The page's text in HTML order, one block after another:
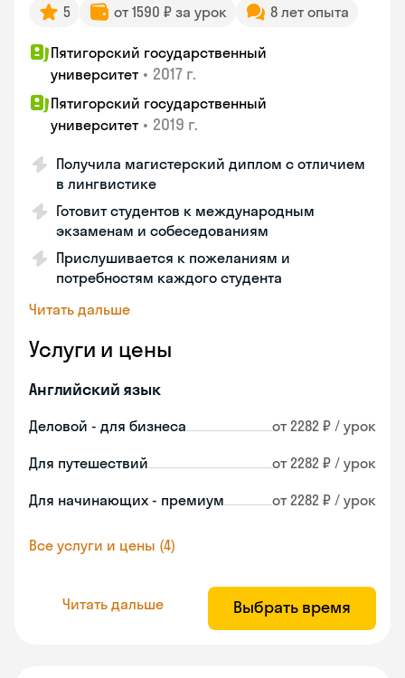
5 от 1590 ₽ за урок 8 лет опыта
Пятигорский государственный
университет • 2017 г.
Пятигорский государственный
университет • 2019 г.
Получила магистерский диплом с отличием
в лингвистике
Готовит студентов к международным
экзаменам и собеседованиям
Прислушивается к пожеланиям и
потребностям каждого студента
Читать дальше
Услуги и цены
Английский язык
Деловой - для бизнеса от 2282 ₽ / урок
Для путешествий от 2282 ₽ / урок
Для начинающих - премиум от 2282 ₽ / урок
Все услуги и цены (4)
Читать дальше Выбрать время